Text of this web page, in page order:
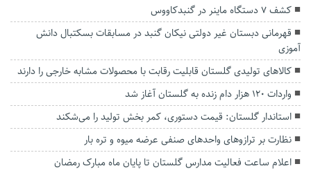
کشف 7 دستگاه ماينر در گنبدكاووس
قهرمانی دبستان غیر دولتی نیکان گنبد در مسابقات بسکتبال دانش
آموزی
کالاهای تولیدی گلستان قابلیت رقابت با محصولات مشابه خارجی را دارند
واردات ۱۲۰ هزار دام زنده به گلستان آغاز شد
استاندار گلستان: قیمت‌ دستوری، کمر بخش تولید را می‌شکند
نظارت بر ترازوهای واحدهای صنفی عرضه میوه و تره بار
اعلام ساعت فعالیت مدارس گلستان تا پایان ماه مبارک رمضان